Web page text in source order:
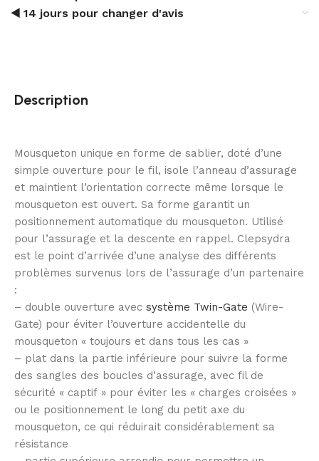
◀️ 14 jours pour changer d'avis
Description
Mousqueton unique en forme de sablier, doté d’une
simple ouverture pour le fil, isole l’anneau d’assurage
et maintient l’orientation correcte même lorsque le
mousqueton est ouvert. Sa forme garantit un
positionnement automatique du mousqueton. Utilisé
pour l’assurage et la descente en rappel. Clepsydra
est le point d’arrivée d’une analyse des différents
problèmes survenus lors de l’assurage d’un partenaire
:
– double ouverture avec système Twin-Gate (Wire-
Gate) pour éviter l’ouverture accidentelle du
mousqueton « toujours et dans tous les cas »
– plat dans la partie inférieure pour suivre la forme
des sangles des boucles d’assurage, avec fil de
sécurité « captif » pour éviter les « charges croisées »
ou le positionnement le long du petit axe du
mousqueton, ce qui réduirait considérablement sa
résistance